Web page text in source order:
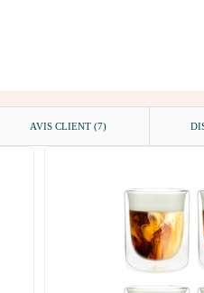
AVIS CLIENT(7)